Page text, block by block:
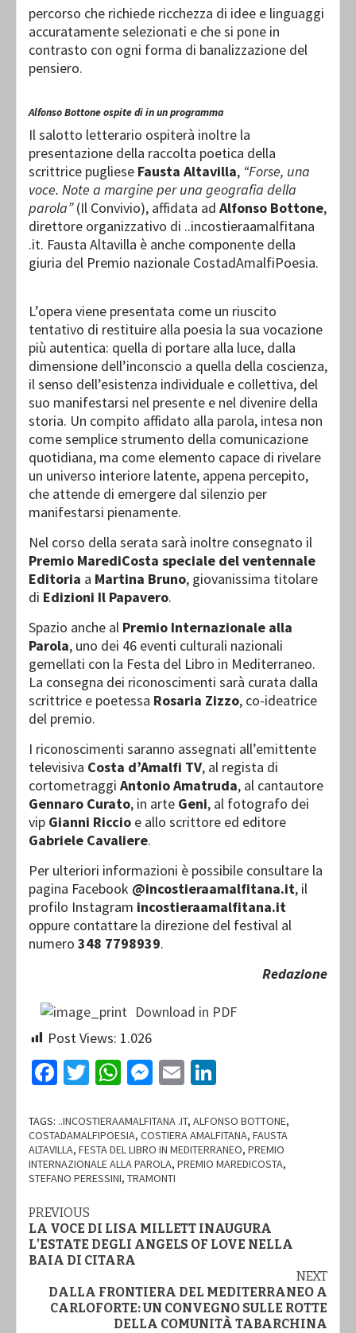
percorso che richiede ricchezza di idee e linguaggi
accuratamente selezionati e che si pone in
contrasto con ogni forma di banalizzazione del
pensiero.
Alfonso Bottone ospite di in un programma
Il salotto letterario ospiterà inoltre la
presentazione della raccolta poetica della
scrittrice pugliese Fausta Altavilla, “Forse, una
voce. Note a margine per una geografia della
parola”(Il Convivio), affidata ad Alfonso Bottone,
direttore organizzativo di ..incostieraamalfitana
.it. Fausta Altavilla è anche componente della
giuria del Premio nazionale CostadAmalfiPoesia.
L’opera viene presentata come un riuscito
tentativo di restituire alla poesia la sua vocazione
più autentica: quella di portare alla luce, dalla
dimensione dell’inconscio a quella della coscienza,
il senso dell’esistenza individuale e collettiva, del
suo manifestarsi nel presente e nel divenire della
storia. Un compito affidato alla parola, intesa non
come semplice strumento della comunicazione
quotidiana, ma come elemento capace di rivelare
un universo interiore latente, appena percepito,
che attende di emergere dal silenzio per
manifestarsi pienamente.
Nel corso della serata sarà inoltre consegnato il
Premio MarediCosta speciale del ventennale
Editoria a Martina Bruno, giovanissima titolare
di Edizioni Il Papavero.
Spazio anche al Premio Internazionale alla
Parola, uno dei 46 eventi culturali nazionali
gemellati con la Festa del Libro in Mediterraneo.
La consegna dei riconoscimenti sarà curata dalla
scrittrice e poetessa Rosaria Zizzo, co-ideatrice
del premio.
I riconoscimenti saranno assegnati all’emittente
televisiva Costa d’Amalfi TV, al regista di
cortometraggi Antonio Amatruda, al cantautore
Gennaro Curato, in arte Geni, al fotografo dei
vip Gianni Riccio e allo scrittore ed editore
Gabriele Cavaliere.
Per ulteriori informazioni è possibile consultare la
pagina Facebook @incostieraamalfitana.it, il
profilo Instagram incostieraamalfitana.it
oppure contattare la direzione del festival al
numero 348 7798939.
Redazione
Download in PDF
Post Views: 1.026
Facebook
Twitter
WhatsApp
Messenger
Email
TAGS: ..INCOSTIERAAMALFITANA .IT, ALFONSO BOTTONE,
COSTADAMALFIPOESIA, COSTIERA AMALFITANA, FAUSTA
ALTAVILLA, FESTA DEL LIBRO IN MEDITERRANEO, PREMIO
INTERNAZIONALE ALLA PAROLA, PREMIO MAREDICOSTA,
STEFANO PERESSINI, TRAMONTI
Continue
Reading
PREVIOUS
LA VOCE DI LISA MILLETT INAUGURA
L’ESTATE DEGLI ANGELS OF LOVE NELLA
BAIA DI CITARA
NEXT
DALLA FRONTIERA DEL MEDITERRANEO A
CARLOFORTE: UN CONVEGNO SULLE ROTTE
DELLA COMUNITÀ TABARCHINA